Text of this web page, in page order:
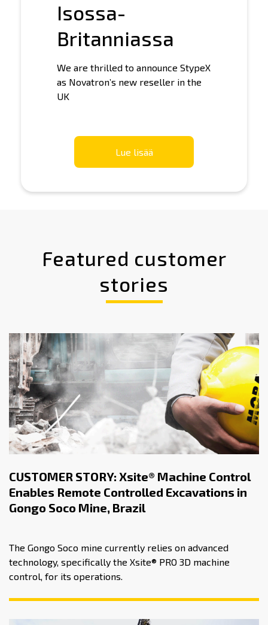
Isossa-
Britanniassa
We are thrilled to announce StypeX
as Novatron’s new reseller in the
UK
Lue lisää
Featured customer
stories
CUSTOMER STORY: Xsite® Machine Control
Enables Remote Controlled Excavations in
Gongo Soco Mine, Brazil
The Gongo Soco mine currently relies on advanced
technology, specifically the Xsite® PRO 3D machine
control, for its operations.